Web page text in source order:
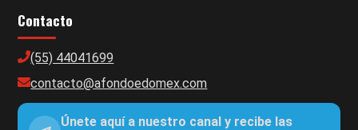
Contacto
(55) 44041699
contacto@afondoedomex.com
Únete aquí a nuestro canal y recibe las